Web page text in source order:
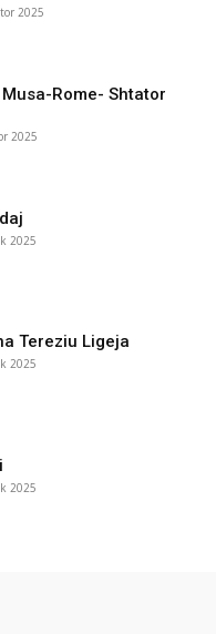
2025
Rome- Shtator
2025
2025
Tereziu Ligeja
2025
2025